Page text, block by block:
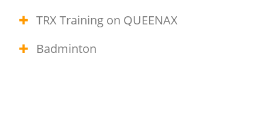
TRX Training on QUEENAX
Badminton